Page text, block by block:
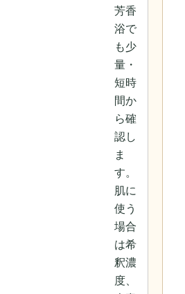
芳香
浴で
も少
量・
短時
間か
ら確
認し
ま
す。
肌に
使う
場合
は希
釈濃
度、